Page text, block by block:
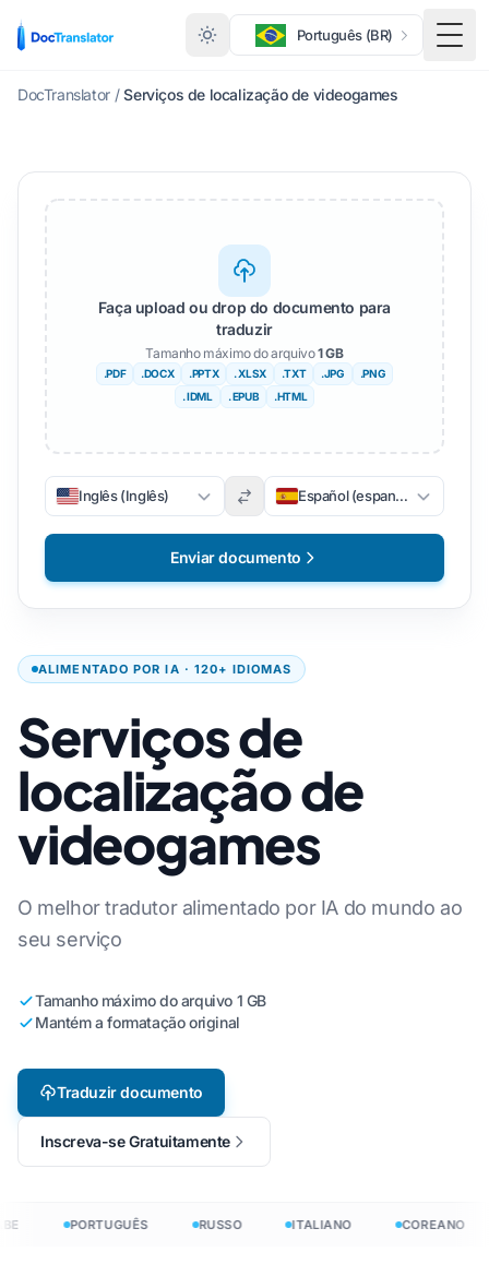
Português (BR)
DocTranslator / Serviços de localização de videogames
ALIMENTADO POR IA · 120+ IDIOMAS
Serviços de
localização de
videogames
O melhor tradutor alimentado por IA do mundo ao
seu serviço
Tamanho máximo do arquivo 1 GB
Mantém a formatação original
Traduzir documento
Inscreva-se Gratuitamente
Faça upload ou drop do documento para
traduzir
Tamanho máximo do arquivo1 GB
.PDF .DOCX .PPTX . XLSX .TXT .JPG
.PNG
. IDML
. EPUB .HTML
Inglês (Inglês) Español (espanhol)
Enviar documento
PORTUGUÊS RUSSO ITALIANO COREANO